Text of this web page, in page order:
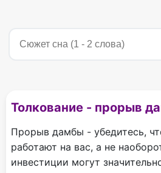
Толкование - прорыв
Прорыв дамбы - убедитесь,
работают на вас, а не
инвестиции могут